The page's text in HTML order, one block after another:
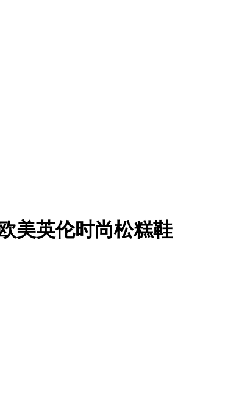
美英伦时尚松糕鞋